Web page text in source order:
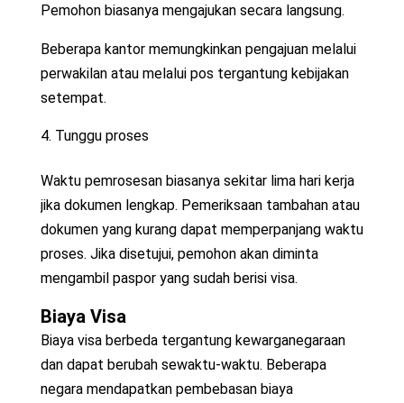
Pemohon biasanya mengajukan secara langsung.
Beberapa kantor memungkinkan pengajuan melalui
perwakilan atau melalui pos tergantung kebijakan
setempat.
Tunggu proses
Waktu pemrosesan biasanya sekitar lima hari kerja
jika dokumen lengkap. Pemeriksaan tambahan atau
dokumen yang kurang dapat memperpanjang waktu
proses. Jika disetujui, pemohon akan diminta
mengambil paspor yang sudah berisi visa.
Biaya Visa
Biaya visa berbeda tergantung kewarganegaraan
dan dapat berubah sewaktu-waktu. Beberapa
negara mendapatkan pembebasan biaya